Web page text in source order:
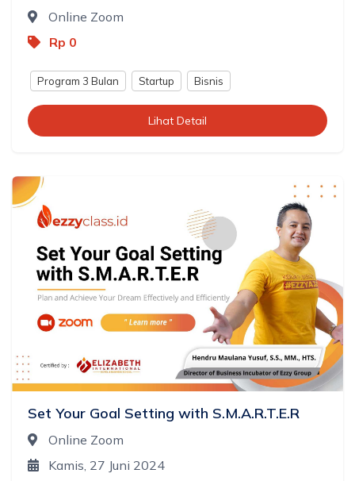
Online Zoom
Rp 0
Program 3 Bulan Startup Bisnis
Lihat Detail
Set Your Goal Setting with S.M.A.R.T.E.R
Online Zoom
Kamis, 27 Juni 2024